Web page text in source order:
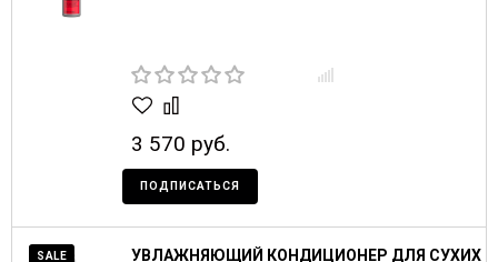
3 570 руб.
ПОДПИСАТЬСЯ
SALE УВЛАЖНЯЮЩИЙ КОНДИЦИОНЕР ДЛЯ СУХИХ